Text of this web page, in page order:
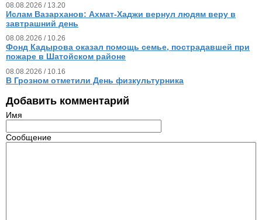
08.08.2026 / 13.20
Ислам Вазарханов: Ахмат-Хаджи вернул людям веру в
завтрашний день
08.08.2026 / 10.26
Фонд Кадырова оказал помощь семье, пострадавшей при
пожаре в Шатойском районе
08.08.2026 / 10.16
В Грозном отметили День физкультурника
Добавить комментарий
Имя
Сообщение